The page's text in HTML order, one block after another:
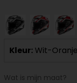
Kleur: Wit-Oranje
Wat is mijn maat?